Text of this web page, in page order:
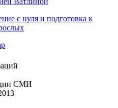
с нуля и подготовка к
СМИ